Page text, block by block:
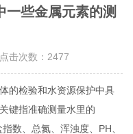
一些金属元素的测
击次数：2477
的检验和水资源保护中具
键指准确测量水里的
数、总氮、浑浊度、PH、